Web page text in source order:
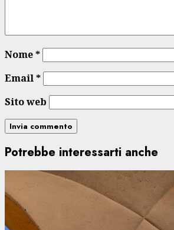
Nome*
Email*
Sito web
Potrebbe interessarti anche